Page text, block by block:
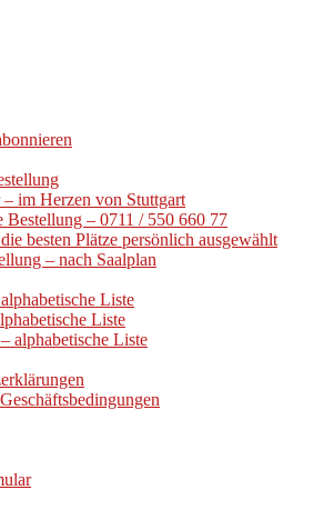
– im Herzen von Stuttgart
Bestellung – 0711 / 550 660 77
besten Plätze persönlich ausgewählt
– nach Saalplan
Liste
Liste
alphabetische Liste